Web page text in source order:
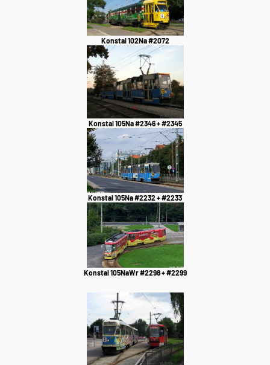
Konstal 102Na #2072
Konstal 105Na #2346 + #2345
Konstal 105Na #2232 + #2233
Konstal 105NaWr #2298 + #2299